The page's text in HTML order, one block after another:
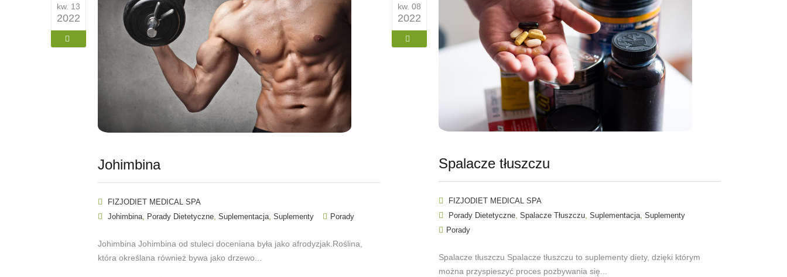
kw. 13
2022
Johimbina
FIZJODIET MEDICAL SPA
Johimbina
Porady Dietetyczne Suplementacja Suplementy Porady
Johimbina Johimbina od stuleci doceniana była jako afrodyzjak.Roślina,
która określana również bywa jako drzewo...
kw. 08
2022
Spalacze tłuszczu
FIZJODIET MEDICAL SPA
Porady Dietetyczne, Spalacze Tłuszczu, Suplementacja, Suplementy
Porady
Spalacze tłuszczu Spalacze tłuszczu to suplementy diety, dzięki którym
można przyspieszyć proces pozbywania się...